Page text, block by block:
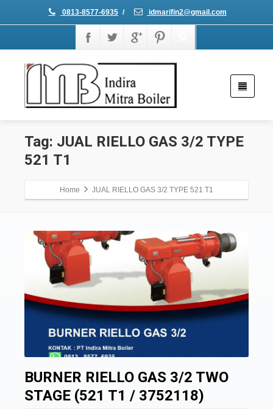
0813-8577-6935 / idmarifin2@gmail.com
Tag: JUAL RIELLO GAS 3/2 TYPE
521 T1
Home JUAL RIELLO GAS 3/2 TYPE 521 T1
BURNER RIELLO GAS 3/2 TWO
STAGE (521 T1 / 3752118)